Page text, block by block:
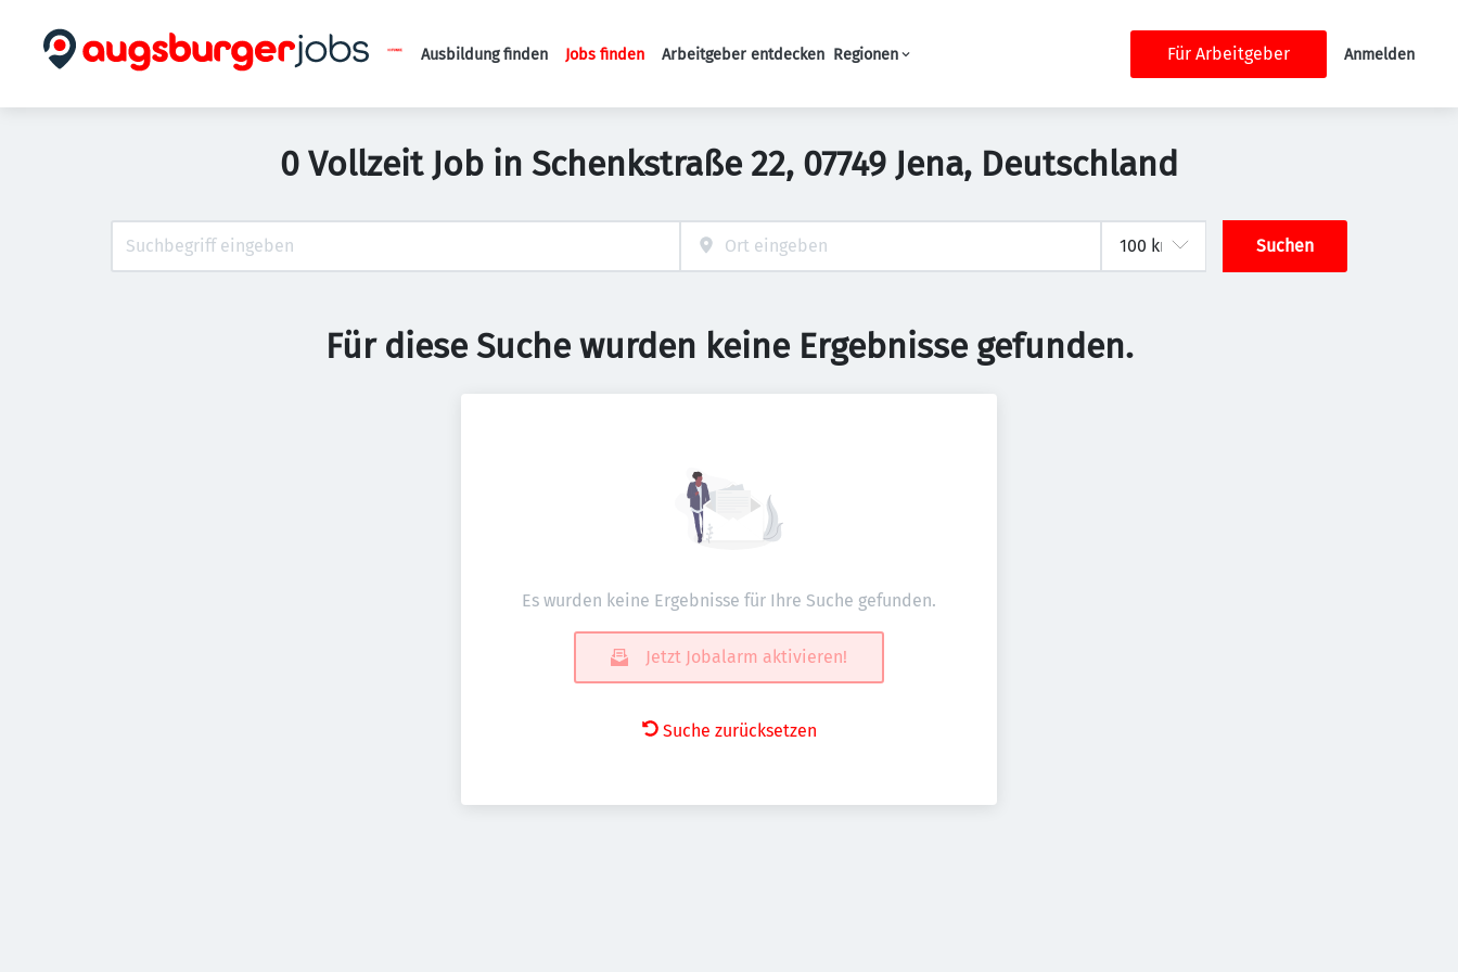
Haupt-Navigation
Ausbildung finden Jobs finden Arbeitgeber entdecken Regionen Für Arbeitgeber Anmelden
0 Vollzeit Job in Schenkstraße 22, 07749 Jena, Deutschland
Suchen
Für diese Suche wurden keine Ergebnisse gefunden.
Es wurden keine Ergebnisse für Ihre Suche gefunden.
Jetzt Jobalarm aktivieren!
Suche zurücksetzen